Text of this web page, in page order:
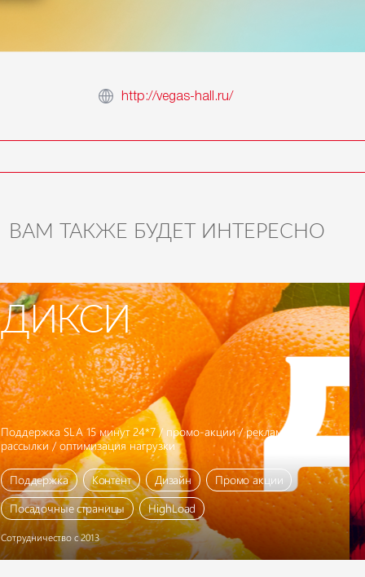
http://vegas-hall.ru/
ВАМ ТАКЖЕ БУДЕТ ИНТЕРЕСНО
ДИКСИ
Поддержка SLA 15 минут 24*7 / промо-акции / рекламные
рассылки / оптимизация нагрузки
Поддержка Контент Дизайн
Промо акции
Посадочные страницы
HighLoad
Сотрудничество с 2013